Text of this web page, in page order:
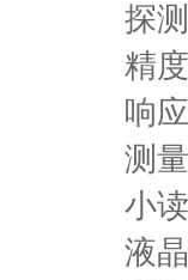
探
精
响
测
小
液